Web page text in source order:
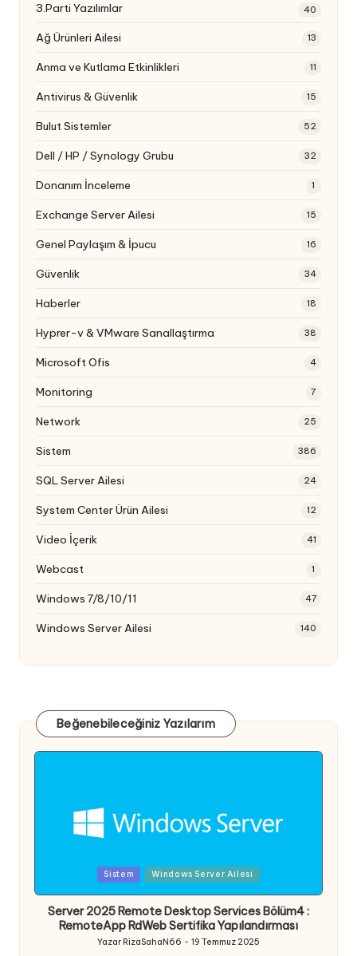
3.Parti Yazılımlar 40
Ağ Ürünleri Ailesi 13
Anma ve Kutlama Etkinlikleri 11
Antivirus & Güvenlik 15
Bulut Sistemler 52
Dell / HP / Synology Grubu 32
Donanım İnceleme 1
Exchange Server Ailesi 15
Genel Paylaşım & İpucu 16
Güvenlik 34
Haberler 18
Hyprer-v & VMware Sanallaştırma 38
Microsoft Ofis 4
Monitoring 7
Network 25
Sistem 386
SQL Server Ailesi 24
System Center Ürün Ailesi 12
Video İçerik 41
Webcast 1
Windows 7/8/10/11 47
Windows Server Ailesi 140
Beğenebileceğiniz Yazılarım
Sistem Windows Server Ailesi
Server 2025 Remote Desktop Services Bölüm4 :
RemoteApp RdWeb Sertifika Yapılandırması
Posted
Yazar RizaSahaN66 19 Temmuz 2025